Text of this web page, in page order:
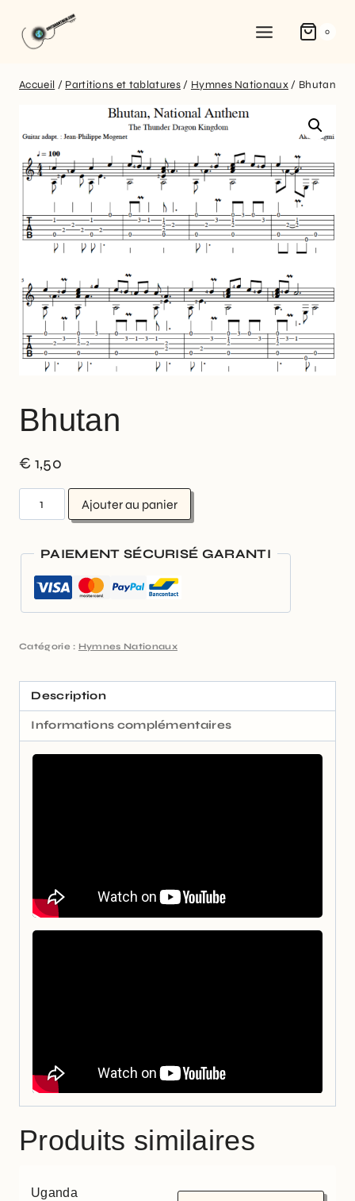
0
Accueil / Partitions et tablatures / Hymnes Nationaux / Bhutan
Bhutan
€ 1,50
Ajouter au panier
PAIEMENT SÉCURISÉ GARANTI
Catégorie : Hymnes Nationaux
Description
Informations complémentaires
Produits similaires
Uganda